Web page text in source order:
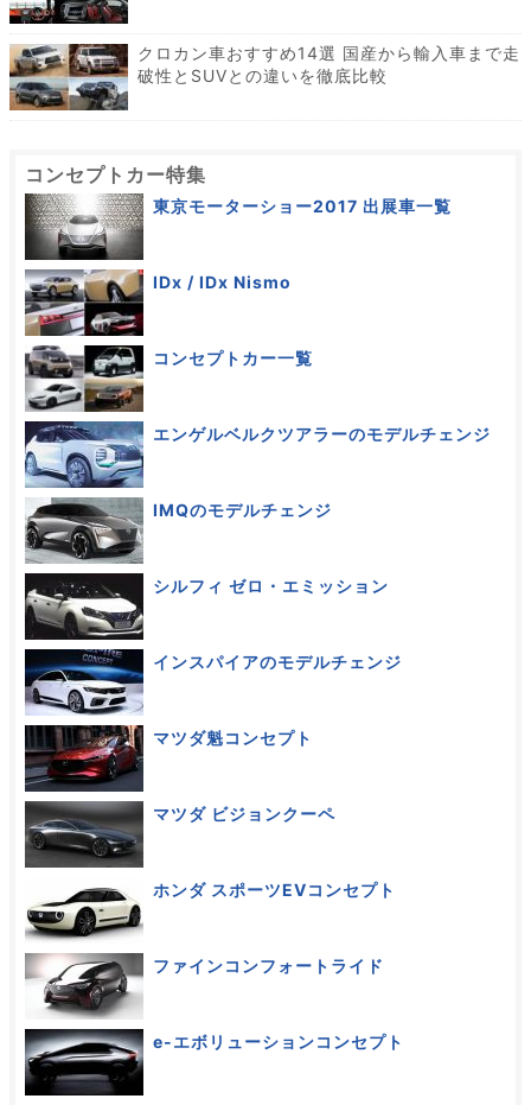
クロカン車おすすめ14選 国産から輸入車まで走
破性とSUVとの違いを徹底比較
コンセプトカー特集
東京モーターショー2017 出展車一覧
IDx / IDx Nismo
コンセプトカー一覧
エンゲルベルクツアラーのモデルチェンジ
IMQのモデルチェンジ
シルフィ ゼロ・エミッション
インスパイアのモデルチェンジ
マツダ魁コンセプト
マツダ ビジョンクーペ
ホンダ スポーツEVコンセプト
ファインコンフォートライド
e-エボリューションコンセプト